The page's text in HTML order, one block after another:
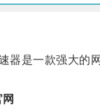
是一款强大的网